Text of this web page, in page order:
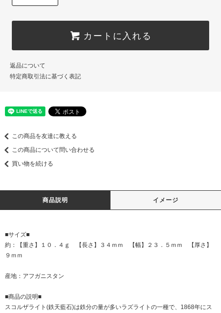
カートに入れる
返品について
特定商取引法に基づく表記
この商品を友達に教える
この商品について問い合わせる
買い物を続ける
商品説明 イメージ
■サイズ■
約：【重さ】１０．４ｇ 【長さ】３４ｍｍ 【幅】２３．５ｍｍ 【厚さ】
９ｍｍ
産地：アフガニスタン
■商品の説明■
スコルザライト(鉄天藍石)は鉄分の量が多いラズライトの一種で、1868年にス